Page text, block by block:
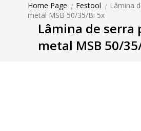
Home Page | Festool | Lâmina
metal MSB 50/35/Bi 5x
Lâmina de serra
metal MSB 50/